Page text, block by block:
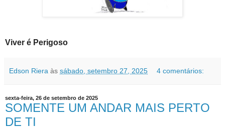
Viver é Perigoso
Edson Riera às sábado, setembro 27, 2025 4 comentários:
sexta-feira, 26 de setembro de 2025
SOMENTE UM ANDAR MAIS PERTO
DE TI